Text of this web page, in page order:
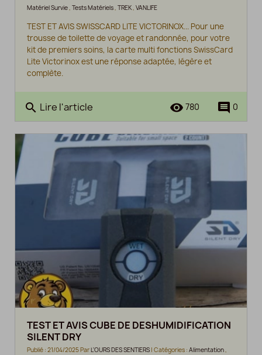
Matériel Survie, Tests Matériels, TREK, VANLIFE
TEST ET AVIS SWISSCARD LITE VICTORINOX... Pour une
trousse de toilette de voyage et randonnée, pour votre
kit de premiers soins, la carte multi fonctions SwissCard
Lite Victorinox est une réponse adaptée, légère et
complète.
search Lire l'article comment 0
remove_red_eye 780
TEST ET AVIS CUBE DE DESHUMIDIFICATION
SILENT DRY
Publié : 21/04/2025 ParL'OURS DES SENTIERS | Catégories : Alimentation,